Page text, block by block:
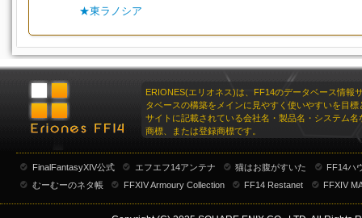
★東ラノシア
ERIONES(エリオネス)は、FF14のデータベース情報
タベースの構築をメインに見やすく使いやすいを目標
サイトに記載されている会社名・製品名・システム名
商標、または登録商標です。
FinalFantasyXIV公式 エフエフ14アンテナ 猫はお腹がすいた
FF14ハ
むーむーのネタ帳
FFXIV Armoury Collection FF14 Restanet FFXIV